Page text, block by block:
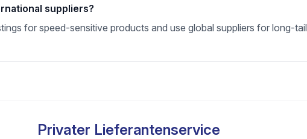
suppliers?
for speed-sensitive products and use global suppliers for long-
Privater Lieferantenservice